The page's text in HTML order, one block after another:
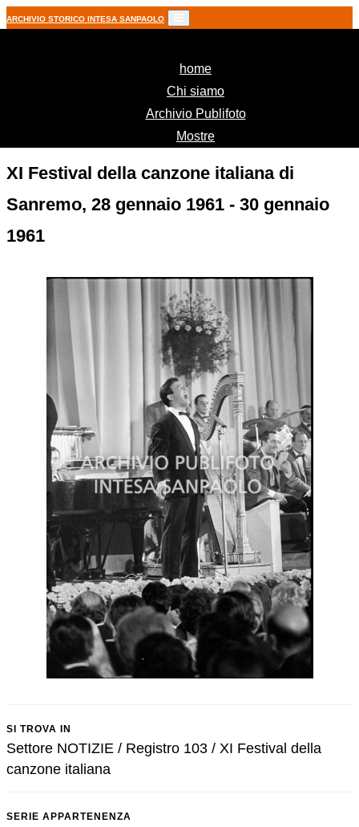
ARCHIVIO STORICO INTESA SANPAOLO
home(current)
Chi siamo
Archivio Publifoto
Mostre
XI Festival della canzone italiana di
Sanremo, 28 gennaio 1961 - 30 gennaio
1961
SI TROVA IN
Settore NOTIZIE / Registro 103 / XI Festival della
canzone italiana
SERIE APPARTENENZA